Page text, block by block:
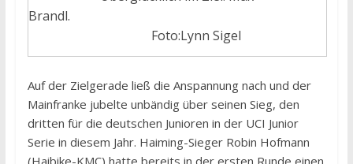
Brandl.
Foto:Lynn Sigel
Auf der Zielgerade ließ die Anspannung nach und der
Mainfranke jubelte unbändig über seinen Sieg, den
dritten für die deutschen Junioren in der UCI Junior
Serie in diesem Jahr. Haiming-Sieger Robin Hofmann